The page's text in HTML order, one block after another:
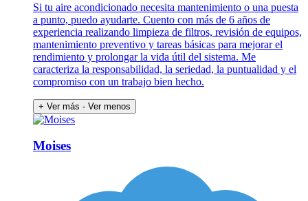
Si tu aire acondicionado necesita mantenimiento o una puesta
a punto, puedo ayudarte. Cuento con más de 6 años de
experiencia realizando limpieza de filtros, revisión de equipos,
mantenimiento preventivo y tareas básicas para mejorar el
rendimiento y prolongar la vida útil del sistema. Me
caracteriza la responsabilidad, la seriedad, la puntualidad y el
compromiso con un trabajo bien hecho.
+ Ver más - Ver menos
Moises